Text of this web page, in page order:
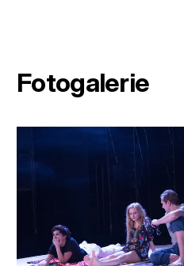
Fotogalerie